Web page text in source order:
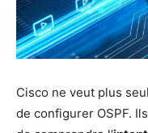
Cis­co ne veut plus
de confi­gu­rer OSPF.